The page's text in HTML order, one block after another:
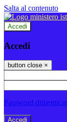
Salta al contenuto
Accedi
Accedi
button close ×
Password